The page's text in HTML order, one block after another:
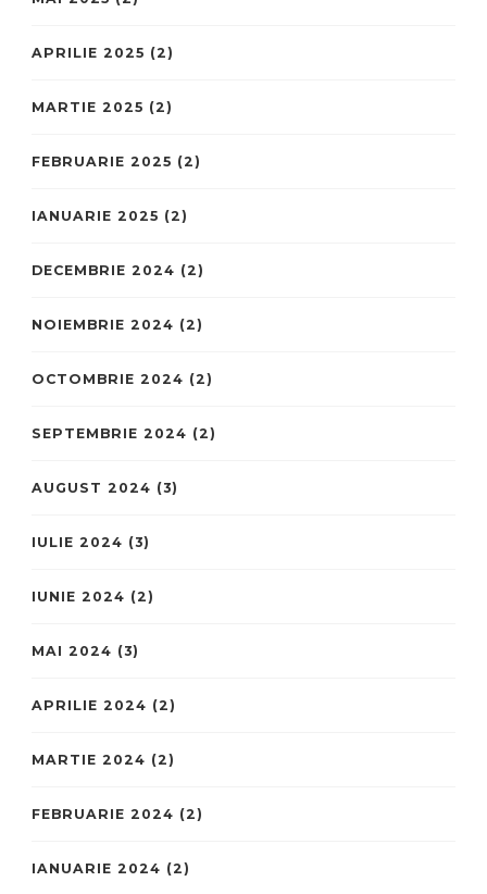
APRILIE 2025 (2)
MARTIE 2025 (2)
FEBRUARIE 2025 (2)
IANUARIE 2025 (2)
DECEMBRIE 2024 (2)
NOIEMBRIE 2024 (2)
OCTOMBRIE 2024 (2)
SEPTEMBRIE 2024 (2)
AUGUST 2024 (3)
IULIE 2024 (3)
IUNIE 2024 (2)
MAI 2024 (3)
APRILIE 2024 (2)
MARTIE 2024 (2)
FEBRUARIE 2024 (2)
IANUARIE 2024 (2)